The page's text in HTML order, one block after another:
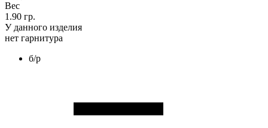
Вес
1.90 гр.
У данного изделия
нет гарнитура
б/р